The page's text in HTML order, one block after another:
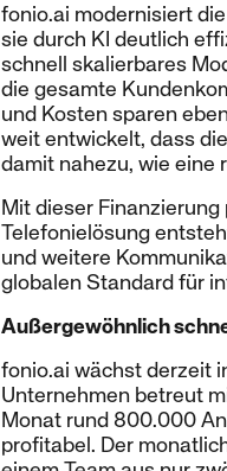
fonio.ai modernisiert
sie durch KI deutlich
schnell skalierbares
die gesamte
und Kosten sparen
weit entwickelt, dass
damit nahezu, wie eine
Mit dieser
Telefonielösung
und weitere
globalen Standard für
Außergewöhnlich
fonio.ai wächst derzeit
Unternehmen betreut
Monat rund 800.000
profitabel. Der